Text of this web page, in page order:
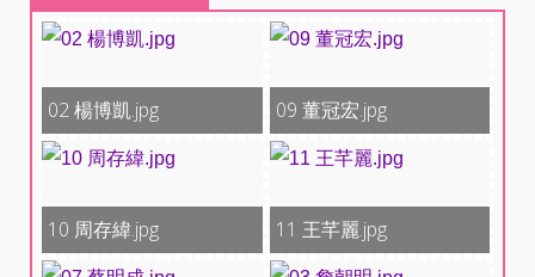
02 楊博凱.jpg 09 董冠宏.jpg
10 周存緯.jpg 11 王芊麗.jpg